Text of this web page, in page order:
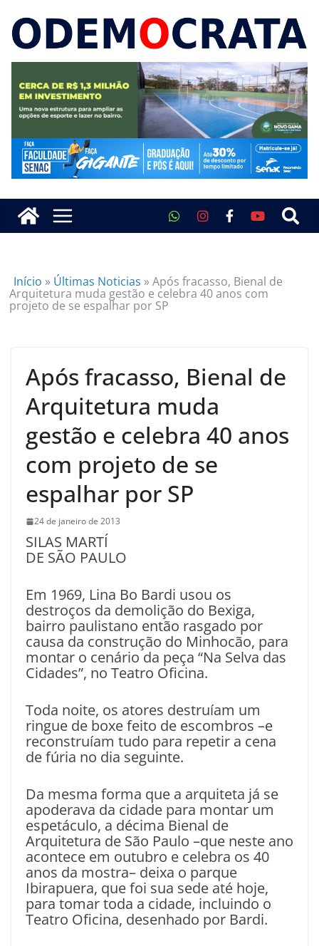
Início » Últimas Noticias »Após fracasso, Bienal de
Arquitetura muda gestão e celebra 40 anos com
projeto de se espalhar por SP
Após fracasso, Bienal de
Arquitetura muda
gestão e celebra 40 anos
com projeto de se
espalhar por SP
24 de janeiro de 2013
SILAS MARTÍ
DE SÃO PAULO
Em 1969, Lina Bo Bardi usou os
destroços da demolição do Bexiga,
bairro paulistano então rasgado por
causa da construção do Minhocão, para
montar o cenário da peça “Na Selva das
Cidades”, no Teatro Oficina.
Toda noite, os atores destruíam um
ringue de boxe feito de escombros –e
reconstruíam tudo para repetir a cena
de fúria no dia seguinte.
Da mesma forma que a arquiteta já se
apoderava da cidade para montar um
espetáculo, a décima Bienal de
Arquitetura de São Paulo –que neste ano
acontece em outubro e celebra os 40
anos da mostra– deixa o parque
Ibirapuera, que foi sua sede até hoje,
para tomar toda a cidade, incluindo o
Teatro Oficina, desenhado por Bardi.